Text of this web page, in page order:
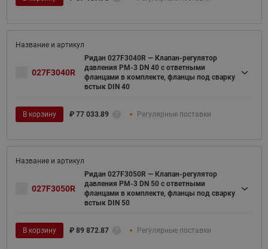
027F3040R
Ридан 027F3040R — Клапан-регулятор
давления PM-3 DN 40 с ответными
фланцами в комплекте, фланцы под сварку
встык DIN 40
В корзину ₽ 77 033.89 Регулярные поставки
027F3050R
Ридан 027F3050R — Клапан-регулятор
давления PM-3 DN 50 с ответными
фланцами в комплекте, фланцы под сварку
встык DIN 50
В корзину ₽ 89 872.87 Регулярные поставки